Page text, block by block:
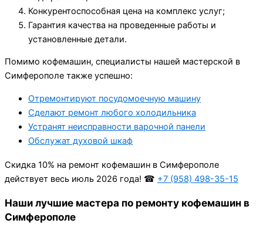
Конкурентоспособная цена на комплекс услуг;
Гарантия качества на проведенные работы и
установленные детали.
Помимо кофемашин, специалисты нашей мастерской в
Симферополе также успешно:
Отремонтируют посудомоечную машину
Сделают ремонт любого холодильника
Устранят неисправности варочной панели
Обслужат духовой шкаф
Cкидка 10% на ремонт кофемашин в Симферополе
действует весь июль 2026 года! ☎ +7 (958) 498-35-15
Наши лучшие мастера по ремонту кофемашин в
Симферополе